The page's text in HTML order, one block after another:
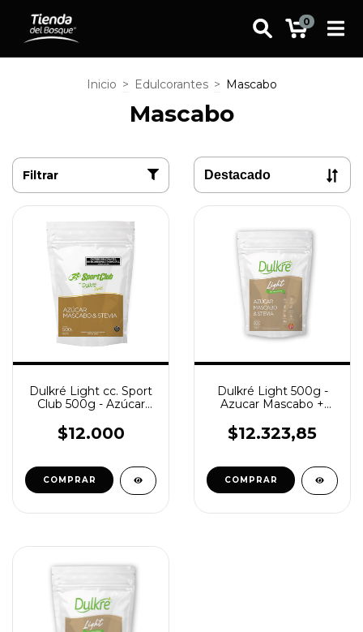
0
Inicio > Edulcorantes > Mascabo
Mascabo
Filtrar
Dulkré Light cc. Sport
Club 500g - Azúcar
$12.000
Dulkré Light 500g -
Azucar Mascabo +
$12.323,85
COMPRAR